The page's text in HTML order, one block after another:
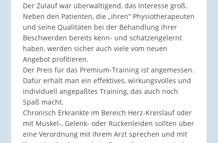
Der Zulauf war überwältigend, das Interesse groß.
Neben den Patienten, die „ihren“ Physiotherapeuten
und seine Qualitäten bei der Behandlung ihrer
Beschwerden bereits kenn- und schätzengelernt
haben, werden sicher auch viele vom neuen
Angebot profitieren.
Der Preis für das Premium-Training ist angemessen.
Dafür erhält man ein effektives, wirkungsvolles und
individuell angepaßtes Training, das auch noch
Spaß macht.
Chronisch Erkrankte im Bereich Herz-Kreislauf oder
mit Muskel-, Gelenk- oder Rückenleiden sollten über
eine Verordnung mit ihrem Arzt sprechen und mit